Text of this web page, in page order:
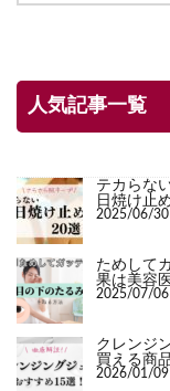
人気記事一覧
テカらな
日焼け止
2025/06/30
ためして
果は美容
2025/07/06
クレンジ
買える商
2026/01/09